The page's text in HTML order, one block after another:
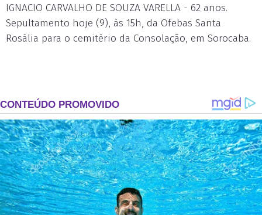
IGNACIO CARVALHO DE SOUZA VARELLA - 62 anos.
Sepultamento hoje (9), às 15h, da Ofebas Santa
Rosália para o cemitério da Consolação, em Sorocaba.